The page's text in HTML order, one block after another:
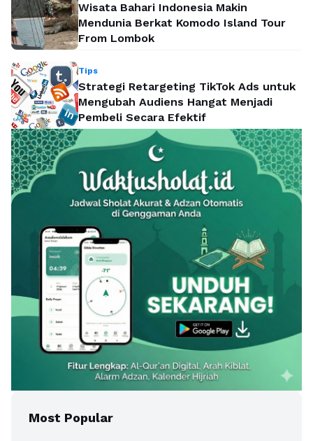
Wisata Bahari Indonesia Makin
Mendunia Berkat Komodo Island Tour
From Lombok
Tips
Strategi Retargeting TikTok Ads untuk
Mengubah Audiens Hangat Menjadi
Pembeli Secara Efektif
Most Popular